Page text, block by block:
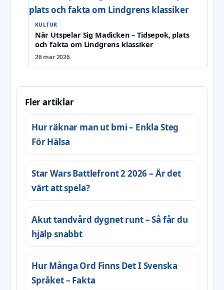
KULTUR
När Utspelar Sig Madicken – Tidsepok, plats
och fakta om Lindgrens klassiker
26 mar 2026
Fler artiklar
Hur räknar man ut bmi – Enkla Steg
För Hälsa
Star Wars Battlefront 2 2026 – Är det
värt att spela?
Akut tandvård dygnet runt – Så får du
hjälp snabbt
Hur Många Ord Finns Det I Svenska
Språket – Fakta